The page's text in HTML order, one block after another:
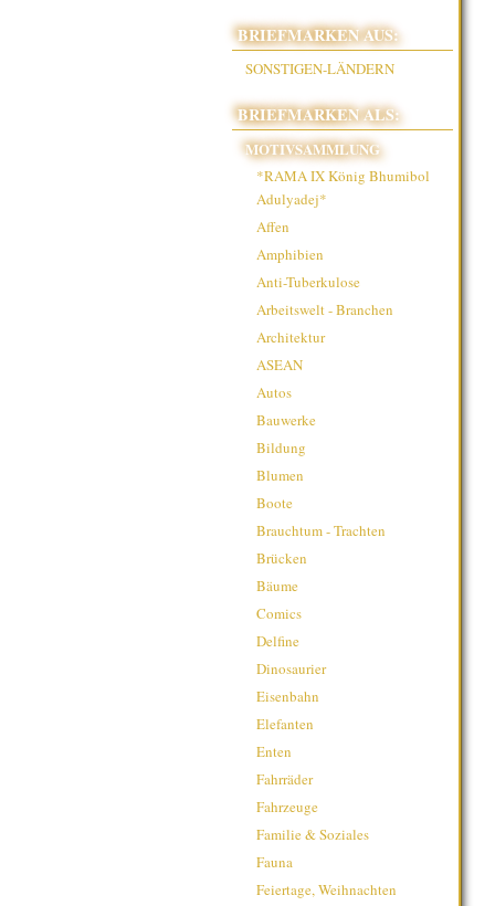
BRIEFMARKEN AUS:
SONSTIGEN-LÄNDERN
BRIEFMARKEN ALS:
MOTIVSAMMLUNG
*RAMA IX König Bhumibol
Adulyadej*
Affen
Amphibien
Anti-Tuberkulose
Arbeitswelt - Branchen
Architektur
ASEAN
Autos
Bauwerke
Bildung
Blumen
Boote
Brauchtum - Trachten
Brücken
Bäume
Comics
Delfine
Dinosaurier
Eisenbahn
Elefanten
Enten
Fahrräder
Fahrzeuge
Familie & Soziales
Fauna
Feiertage, Weihnachten